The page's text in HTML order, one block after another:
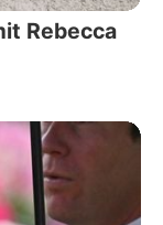
Rebecca